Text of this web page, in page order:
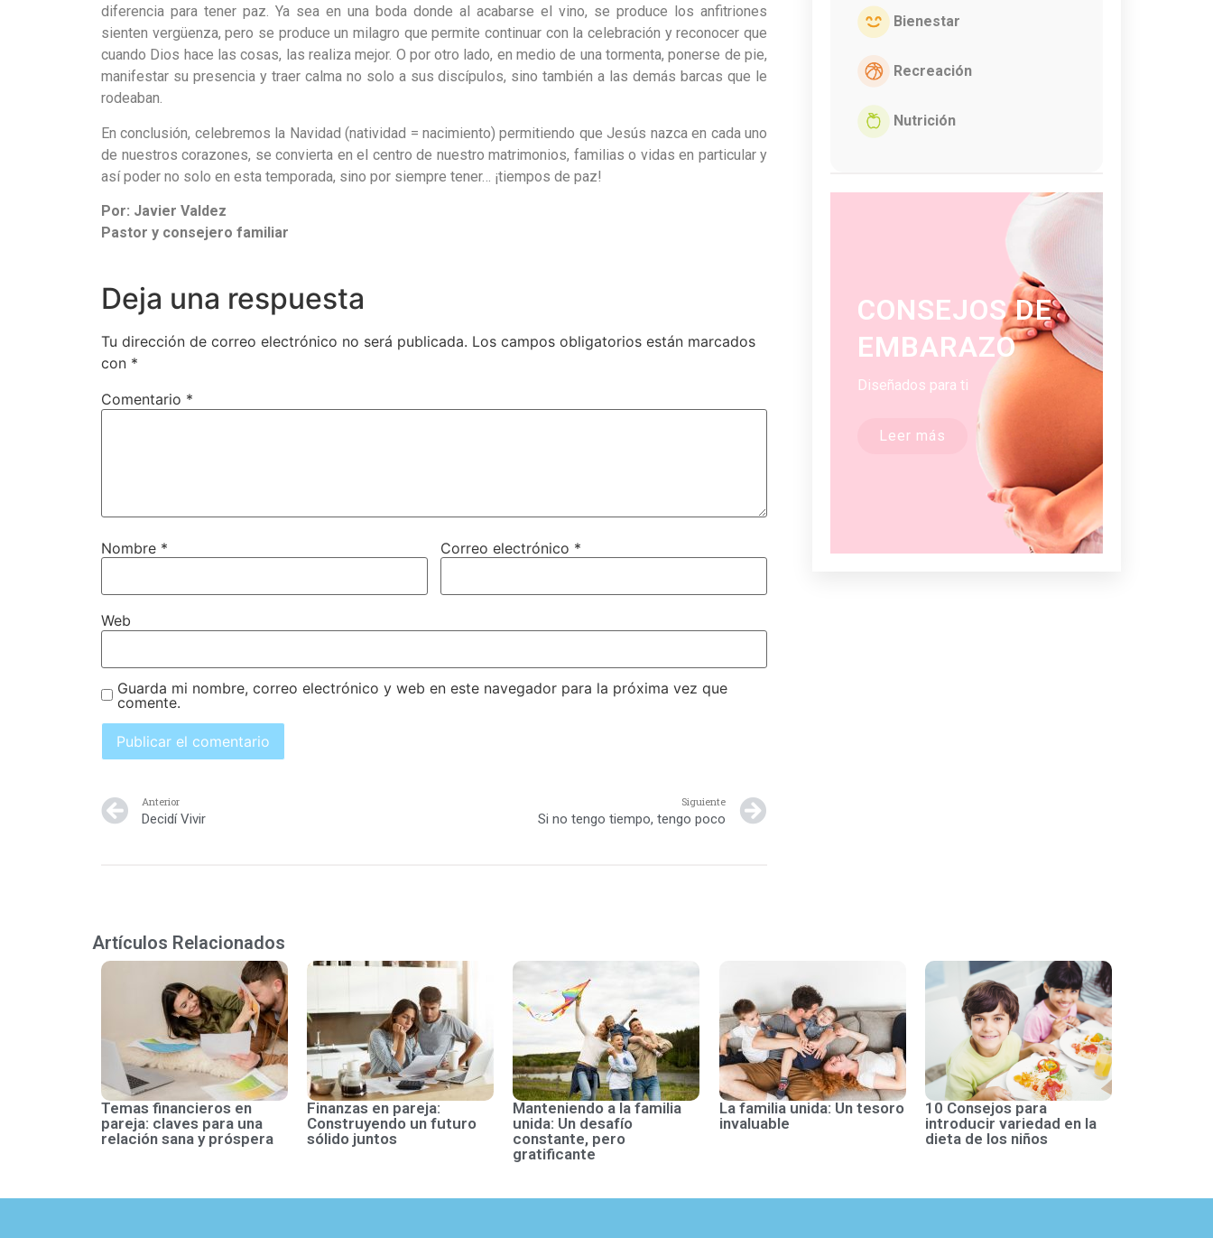
diferencia para tener paz. Ya sea en una boda donde al acabarse el vino, se produce los anfitriones
sienten vergüenza, pero se produce un milagro que permite continuar con la celebración y reconocer que
cuando Dios hace las cosas, las realiza mejor. O por otro lado, en medio de una tormenta, ponerse de pie,
manifestar su presencia y traer calma no solo a sus discípulos, sino también a las demás barcas que le
rodeaban.
En conclusión, celebremos la Navidad (natividad = nacimiento) permitiendo que Jesús nazca en cada uno
de nuestros corazones, se convierta en el centro de nuestro matrimonios, familias o vidas en particular y
así poder no solo en esta temporada, sino por siempre tener… ¡tiempos de paz!
Por: Javier Valdez
Pastor y consejero familiar
Deja una respuesta
Tu dirección de correo electrónico no será publicada. Los campos obligatorios están marcados
con *
Comentario *
Nombre * Correo electrónico *
Web
Guarda mi nombre, correo electrónico y web en este navegador para la próxima vez que
comente.
Anterior
Decidí Vivir
Siguiente
Si no tengo tiempo, tengo poco
Bienestar
Recreación
Nutrición
CONSEJOS DE
EMBARAZO
Diseñados para ti
Leer más
Artículos Relacionados
Temas financieros en
pareja: claves para una
relación sana y próspera
Finanzas en pareja:
Construyendo un futuro
sólido juntos
Manteniendo a la familia
unida: Un desafío
constante, pero
gratificante
La familia unida: Un tesoro
invaluable
10 Consejos para
introducir variedad en la
dieta de los niños